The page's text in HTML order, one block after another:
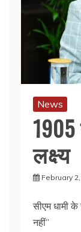
News
लक्ष्य
February
सीएम धामी
नहीं”